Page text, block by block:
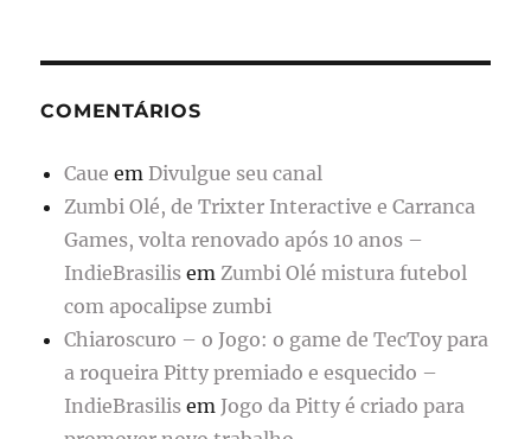
COMENTÁRIOS
Caue emDivulgue seu canal
Zumbi Olé, de Trixter Interactive e Carranca
Games, volta renovado após 10 anos –
IndieBrasilis emZumbi Olé mistura futebol
com apocalipse zumbi
Chiaroscuro – o Jogo: o game de TecToy para
a roqueira Pitty premiado e esquecido –
IndieBrasilis em Jogo da Pitty é criado para